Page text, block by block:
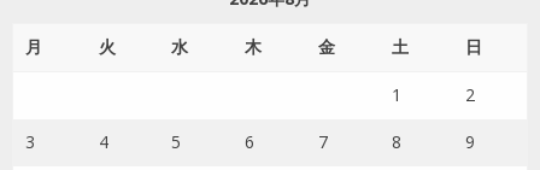
月 火 水 木 金 土 日
1 2
3 4 5 6 7 8 9